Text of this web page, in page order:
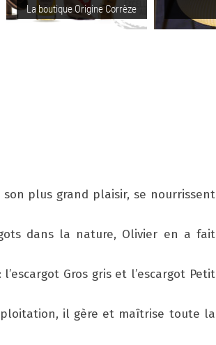
La boutique Origine Corrèze
plus grand plaisir, se nourrissent
dans la nature, Olivier en a fait
Gros gris et l’escargot Petit
il gère et maîtrise toute la